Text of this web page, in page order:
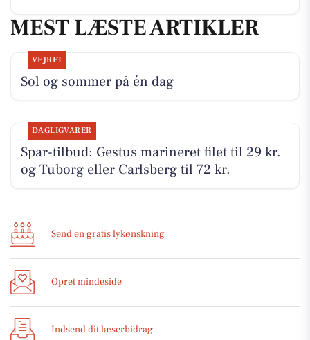
MEST LÆSTE ARTIKLER
VEJRET
Sol og sommer på én dag
DAGLIGVARER
Spar-tilbud: Gestus marineret filet til 29 kr.
og Tuborg eller Carlsberg til 72 kr.
Send en gratis lykønskning
Opret mindeside
Indsend dit læserbidrag